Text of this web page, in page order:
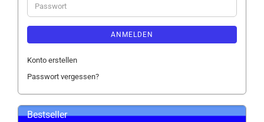
Passwort
ANMELDEN
Konto erstellen
Passwort vergessen?
Bestseller